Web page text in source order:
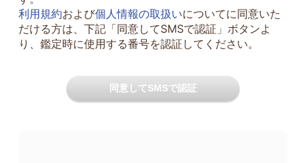
利用規約および個人情報の取扱いについてに同意いた
だける方は、下記「同意してSMSで認証」ボタンよ
り、鑑定時に使用する番号を認証してください。
同意してSMSで認証